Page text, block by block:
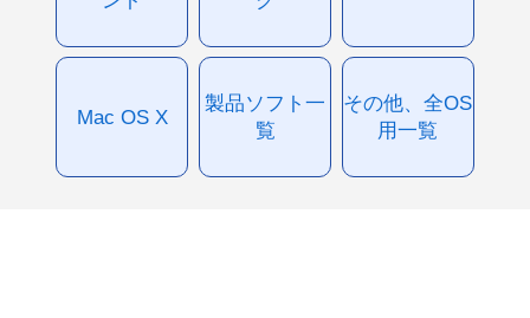
Mac OS X
製品ソフト一
覧
その他、全OS
用一覧